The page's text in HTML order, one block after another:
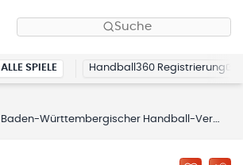
Suche
ALLE SPIELE Handball360 Registrierung
Baden-Württembergischer Handball-Verband - männliche C-Jugend-Quali Oberliga St.19-E